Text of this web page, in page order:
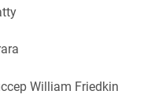
William Friedkin